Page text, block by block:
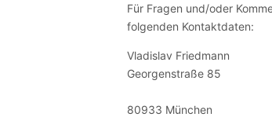
Für Fragen und/oder
folgenden Kontaktdaten:
Vladislav Friedmann
Georgenstraße 85
80933 München